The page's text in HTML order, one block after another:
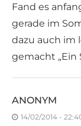
Fand es
gerade im
dazu auch im
gemacht „Ein
ANONYM
14/02/2014 -